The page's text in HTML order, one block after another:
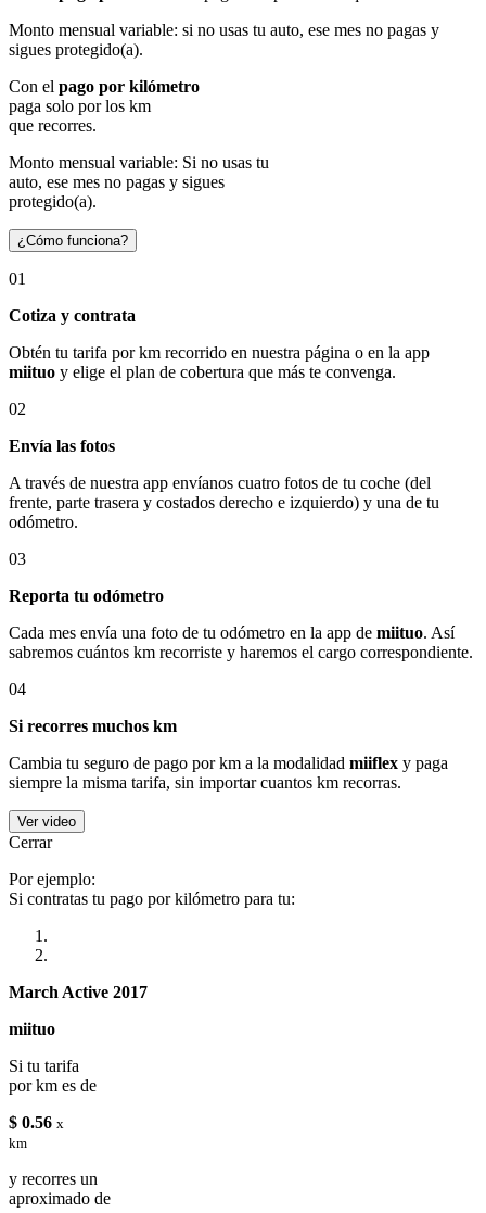
Monto mensual variable: si no usas tu auto, ese mes no pagas y
sigues protegido(a).
Con el pago por kilómetro
paga solo por los km
que recorres.
Monto mensual variable: Si no usas tu
auto, ese mes no pagas y sigues
protegido(a).
¿Cómo funciona?
01
Cotiza y contrata
Obtén tu tarifa por km recorrido en nuestra página o en la app
miituo y elige el plan de cobertura que más te convenga.
02
Envía las fotos
A través de nuestra app envíanos cuatro fotos de tu coche (del
frente, parte trasera y costados derecho e izquierdo) y una de tu
odómetro.
03
Reporta tu odómetro
Cada mes envía una foto de tu odómetro en la app de miituo. Así
sabremos cuántos km recorriste y haremos el cargo correspondiente.
04
Si recorres muchos km
Cambia tu seguro de pago por km a la modalidad miiflex y paga
siempre la misma tarifa, sin importar cuantos km recorras.
Ver video
Cerrar
Por ejemplo:
Si contratas tu pago por kilómetro para tu:
March Active 2017
miituo
Si tu tarifa
por km es de
$ 0.56 x
km
y recorres un
aproximado de